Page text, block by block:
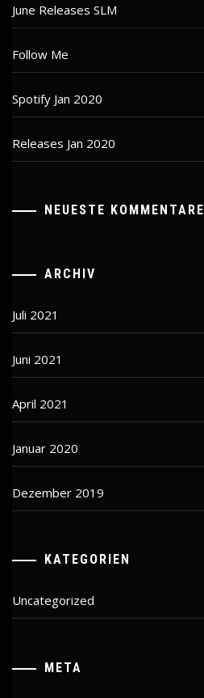
June Releases SLM
Follow Me
Spotify Jan 2020
Releases Jan 2020
NEUESTE KOMMENTARE
ARCHIV
Juli 2021
Juni 2021
April 2021
Januar 2020
Dezember 2019
KATEGORIEN
Uncategorized
META